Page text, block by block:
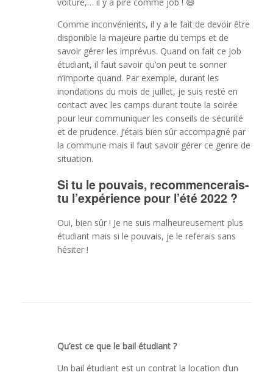
Comme inconvénients, il y a le fait de devoir être
disponible la majeure partie du temps et de
savoir gérer les imprévus. Quand on fait ce job
étudiant, il faut savoir qu’on peut te sonner
n’importe quand. Par exemple, durant les
inondations du mois de juillet, je suis resté en
contact avec les camps durant toute la soirée
pour leur communiquer les conseils de sécurité
et de prudence. J’étais bien sûr accompagné par
la commune mais il faut savoir gérer ce genre de
situation.
Si tu le pouvais, recommencerais-
tu l’expérience pour l’été 2022 ?
Oui, bien sûr ! Je ne suis malheureusement plus
étudiant mais si le pouvais, je le referais sans
hésiter !
Qu’est ce que le bail étudiant ?
Un bail étudiant est un contrat la location d’un